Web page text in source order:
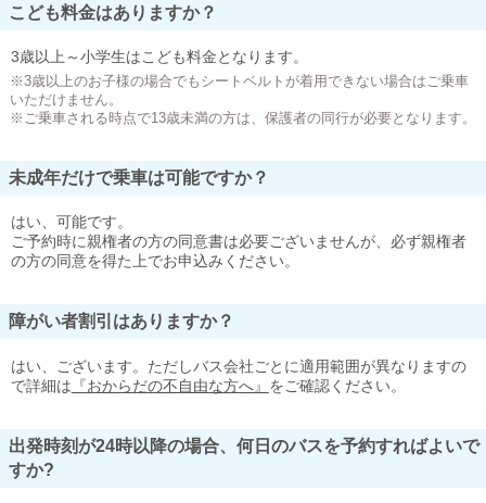
こども料金はありますか？
3歳以上～小学生はこども料金となります。
※3歳以上のお子様の場合でもシートベルトが着用できない場合はご乗車
いただけません。
※ご乗車される時点で13歳未満の方は、保護者の同行が必要となります。
未成年だけで乗車は可能ですか？
はい、可能です。
ご予約時に親権者の方の同意書は必要ございませんが、必ず親権者
の方の同意を得た上でお申込みください。
障がい者割引はありますか？
はい、ございます。ただしバス会社ごとに適用範囲が異なりますの
で詳細は 『おからだの不自由な方へ』 をご確認ください。
出発時刻が24時以降の場合、何日のバスを予約すればよいで
すか?